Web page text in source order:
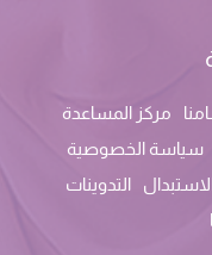
مركز المساعدة
سياسة الخصوصية
التدوينات